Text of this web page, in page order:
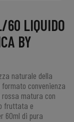
60 LIQUIDO
BY
naturale della
convenienza
rossa matura con
fruttata e
60ml di pura